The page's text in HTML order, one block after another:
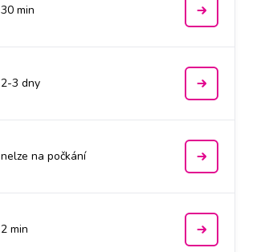
30 min
2-3 dny
nelze na počkání
2 min